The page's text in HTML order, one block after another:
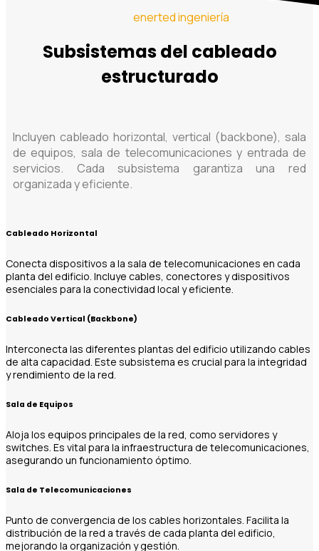
enerted ingeniería
Subsistemas del cableado
estructurado
Incluyen cableado horizontal, vertical (backbone), sala
de equipos, sala de telecomunicaciones y entrada de
servicios. Cada subsistema garantiza una red
organizada y eficiente.
Cableado Horizontal
Conecta dispositivos a la sala de telecomunicaciones en cada
planta del edificio. Incluye cables, conectores y dispositivos
esenciales para la conectividad local y eficiente.
Cableado Vertical (Backbone)
Interconecta las diferentes plantas del edificio utilizando cables
de alta capacidad. Este subsistema es crucial para la integridad
y rendimiento de la red.
Sala de Equipos
Aloja los equipos principales de la red, como servidores y
switches. Es vital para la infraestructura de telecomunicaciones,
asegurando un funcionamiento óptimo.
Sala de Telecomunicaciones
Punto de convergencia de los cables horizontales. Facilita la
distribución de la red a través de cada planta del edificio,
mejorando la organización y gestión.